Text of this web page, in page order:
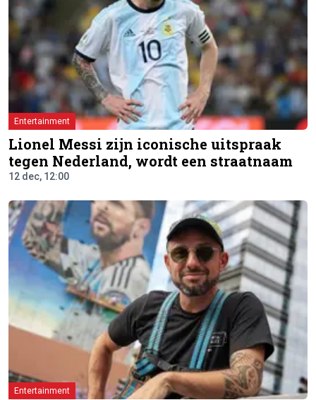
Entertainment
Lionel Messi zijn iconische uitspraak
tegen Nederland, wordt een straatnaam
12 dec, 12:00
Entertainment